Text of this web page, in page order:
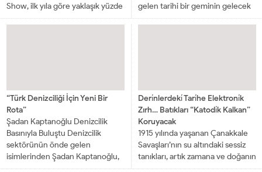
Show, ilk yıla göre yaklaşık yüzde
40’lık büyüme kaydederek
gelen tarihi bir geminin gelecek
nesillere kazandırılması için
“Türk Denizciliği İçin Yeni Bir
Rota”
Şadan Kaptanoğlu Denizcilik
Basınıyla Buluştu Denizcilik
sektörünün önde gelen
isimlerinden Şadan Kaptanoğlu,
İMEAK Deniz Ticaret
Deri̇nlerdeki̇ Tari̇he Elektroni̇k
Zırh… Batıkları “Katodi̇k Kalkan”
Koruyacak
1915 yılında yaşanan Çanakkale
Savaşları’nın su altındaki sessiz
tanıkları, artık zamana ve doğanın
yıkıcı etkilerine karşı daha güçlü.